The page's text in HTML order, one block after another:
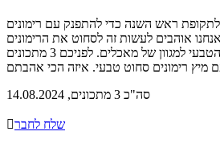
ראש השנה כדי להתפנק עם רימונים
אוהבים לעשות זה לסחוט את הרימונים
ולהשתמש במיץ הרימון הטבעי למגוון של מאכלים. לפניכם 3 מתכונים
סה"כ 3 מתכונים, 14.08.2024
שלח לחבר